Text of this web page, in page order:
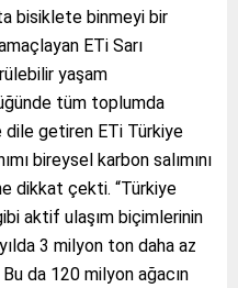
bisiklete binmeyi bir
ETi Sarı
yaşam
tüm toplumda
dile getiren ETi Türkiye
bireysel karbon salımını
dikkat çekti. “Türkiye
aktif ulaşım biçimlerinin
3 milyon ton daha az
Bu da 120 milyon ağacın